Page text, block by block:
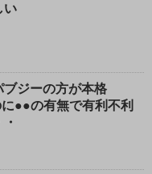
い
ブジーの方が本格
●●の有無で有利不利